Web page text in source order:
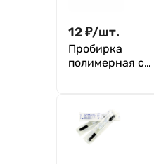
12₽/шт.
Пробирка
полимерная с
вискозным
наконечником),
стерильная